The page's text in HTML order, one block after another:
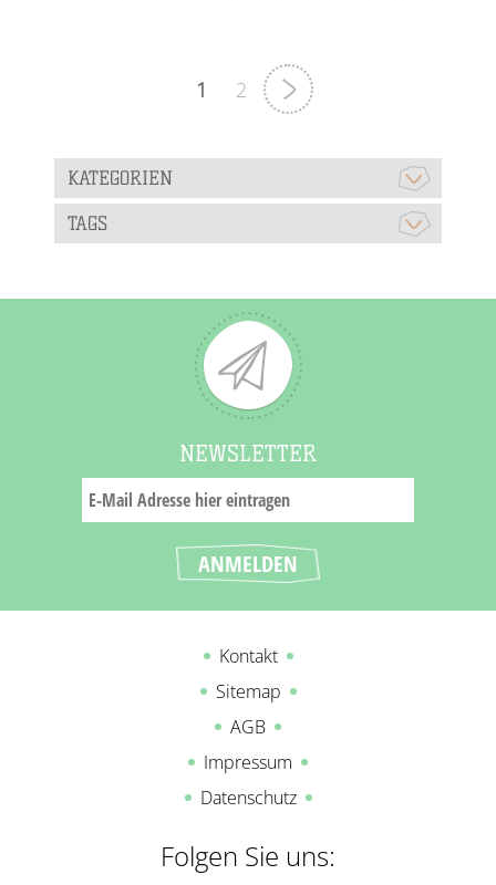
1 2
KATEGORIEN
TAGS
NEWSLETTER
Kontakt
Sitemap
AGB
Impressum
Datenschutz
Folgen Sie uns: